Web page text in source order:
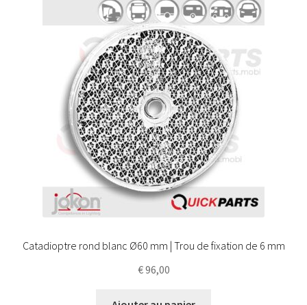
Catadioptre rond blanc Ø60 mm | Trou de fixation de 6 mm
€96,00